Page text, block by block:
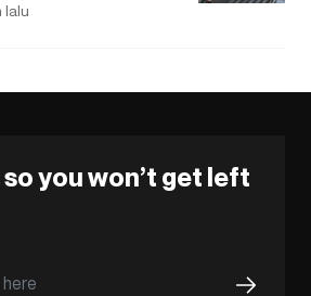
lalu
you won’t get left